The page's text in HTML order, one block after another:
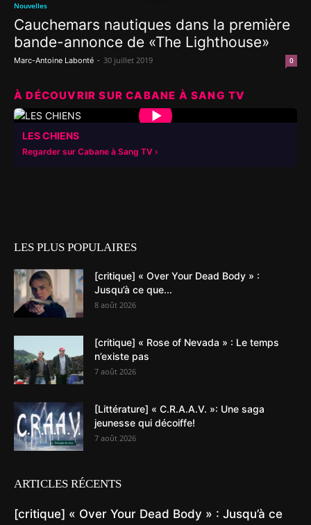
Nouvelles
Cauchemars nautiques dans la première
bande-annonce de «The Lighthouse»
Marc-Antoine Labonté - 30 juillet 2019 0
À DÉCOUVRIR SUR CABANE À SANG TV
▶
LES CHIENS
Regarder sur Cabane à Sang TV
LES PLUS POPULAIRES
[critique] « Over Your Dead Body » :
Jusqu’à ce que...
8 août 2026
[critique] « Rose of Nevada » : Le temps
n’existe pas
7 août 2026
[Littérature] « C.R.A.A.V. »: Une saga
jeunesse qui décoiffe!
7 août 2026
ARTICLES RÉCENTS
[critique] « Over Your Dead Body » : Jusqu’à ce